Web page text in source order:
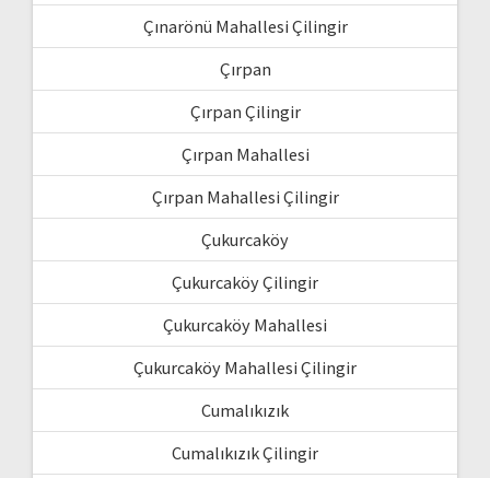
Çınarönü Mahallesi Çilingir
Çırpan
Çırpan Çilingir
Çırpan Mahallesi
Çırpan Mahallesi Çilingir
Çukurcaköy
Çukurcaköy Çilingir
Çukurcaköy Mahallesi
Çukurcaköy Mahallesi Çilingir
Cumalıkızık
Cumalıkızık Çilingir